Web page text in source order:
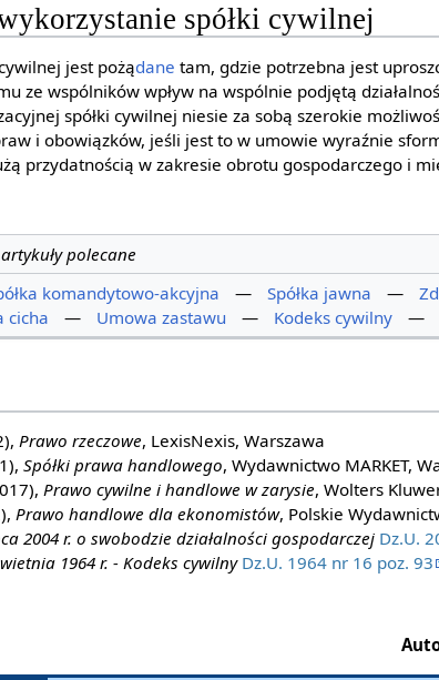
spółki cywilnej
jest pożądane tam, gdzie potrzebna jest
ze wspólników wpływ na wspólnie podjętą
spółki cywilnej niesie za sobą szerokie
i obowiązków, jeśli jest to w umowie wyraźnie
przydatnością w zakresie obrotu gospodarczego i
artykuły polecane
komandytowo-akcyjna — Spółka jawna —
cicha — Umowa zastawu — Kodeks cywilny —
Prawo rzeczowe, LexisNexis, Warszawa
Spółki prawa handlowego, Wydawnictwo MARKET,
Prawo cywilne i handlowe w zarysie, Wolters
Prawo handlowe dla ekonomistów, Polskie
2004 r. o swobodzie działalności gospodarczej Dz.U.
1964 r. - Kodeks cywilny Dz.U. 1964 nr 16 poz. 93